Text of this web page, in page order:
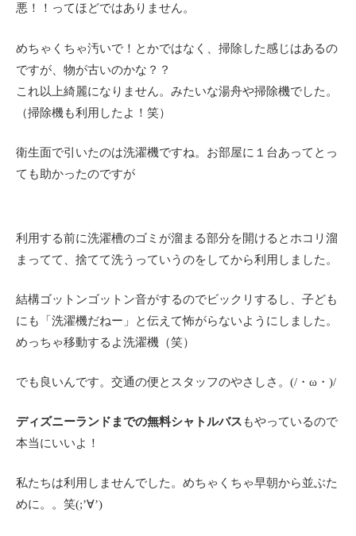
悪！！ってほどではありません。
めちゃくちゃ汚いで！とかではなく、掃除した感じはあるの
ですが、物が古いのかな？？
これ以上綺麗になりません。みたいな湯舟や掃除機でした。
（掃除機も利用したよ！笑）
衛生面で引いたのは洗濯機ですね。お部屋に１台あってとっ
ても助かったのですが
利用する前に洗濯槽のゴミが溜まる部分を開けるとホコリ溜
まってて、捨てて洗うっていうのをしてから利用しました。
結構ゴットンゴットン音がするのでビックリするし、子ども
にも「洗濯機だねー」と伝えて怖がらないようにしました。
めっちゃ移動するよ洗濯機（笑）
でも良いんです。交通の便とスタッフのやさしさ。(/・ω・)/
ディズニーランドまでの無料シャトルバス もやっているので
本当にいいよ！
私たちは利用しませんでした。めちゃくちゃ早朝から並ぶた
めに。。笑(;’∀’)